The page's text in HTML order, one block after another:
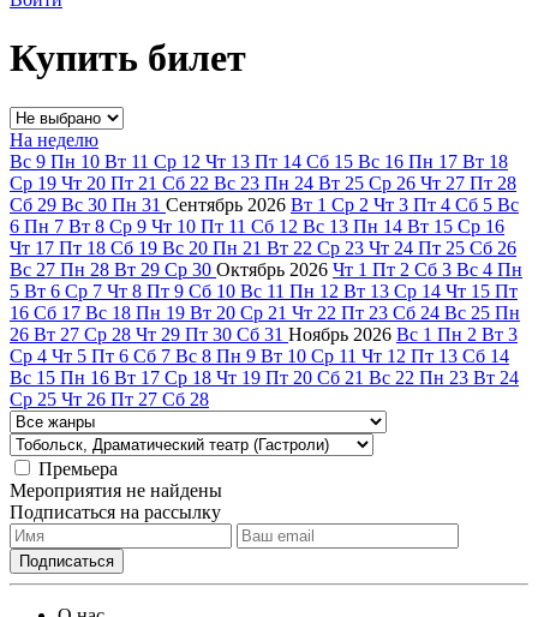
Купить билет
На неделю
Вс 9 Пн 10 Вт 11 Ср 12 Чт 13 Пт 14 Сб 15 Вс 16 Пн 17 Вт 18
Ср 19 Чт 20 Пт 21 Сб 22 Вс 23 Пн 24 Вт 25 Ср 26 Чт 27 Пт 28
Сб 29 Вс 30 Пн 31 Сентябрь 2026 Вт 1 Ср 2 Чт 3 Пт 4 Сб 5 Вс
6 Пн 7 Вт 8 Ср 9 Чт 10 Пт 11 Сб 12 Вс 13 Пн 14 Вт 15 Ср 16
Чт 17 Пт 18 Сб 19 Вс 20 Пн 21 Вт 22 Ср 23 Чт 24 Пт 25 Сб 26
Вс 27 Пн 28 Вт 29 Ср 30 Октябрь 2026 Чт 1 Пт 2 Сб 3 Вс 4 Пн
5 Вт 6 Ср 7 Чт 8 Пт 9 Сб 10 Вс 11 Пн 12 Вт 13 Ср 14 Чт 15 Пт
16 Сб 17 Вс 18 Пн 19 Вт 20 Ср 21 Чт 22 Пт 23 Сб 24 Вс 25 Пн
26 Вт 27 Ср 28 Чт 29 Пт 30 Сб 31 Ноябрь 2026 Вс 1 Пн 2 Вт 3
Ср 4 Чт 5 Пт 6 Сб 7 Вс 8 Пн 9 Вт 10 Ср 11 Чт 12 Пт 13 Сб 14
Вс 15 Пн 16 Вт 17 Ср 18 Чт 19 Пт 20 Сб 21 Вс 22 Пн 23 Вт 24
Ср 25 Чт 26 Пт 27 Сб 28
Премьера
Мероприятия не найдены
Подписаться на рассылку